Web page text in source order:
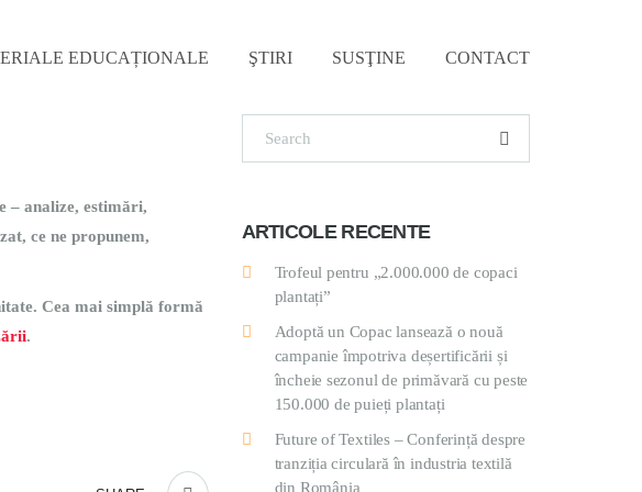
EDUCAȚIONALE ŞTIRI SUSŢINE CONTACT
– analize, estimări,
ce ne propunem,
. Cea mai simplă formă
.
ARTICOLE RECENTE
Trofeul pentru „2.000.000 de copaci
plantați”
Adoptă un Copac lansează o nouă
campanie împotriva deșertificării și
încheie sezonul de primăvară cu peste
150.000 de puieți plantați
Future of Textiles – Conferință despre
tranziția circulară în industria textilă
din România